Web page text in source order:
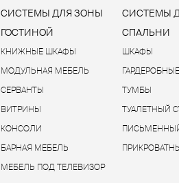
СИСТЕМЫ ДЛЯ ЗОНЫ
ГОСТИНОЙ
КНИЖНЫЕ ШКАФЫ
МОДУЛЬНАЯ МЕБЕЛЬ
СЕРВАНТЫ
ВИТРИНЫ
КОНСОЛИ
БАРНАЯ МЕБЕЛЬ
МЕБЕЛЬ ПОД ТЕЛЕВИЗОР
СИСТЕМЫ
СПАЛЬНИ
ШКАФЫ
ТУМБЫ
ТУАЛЕТНЫЙ